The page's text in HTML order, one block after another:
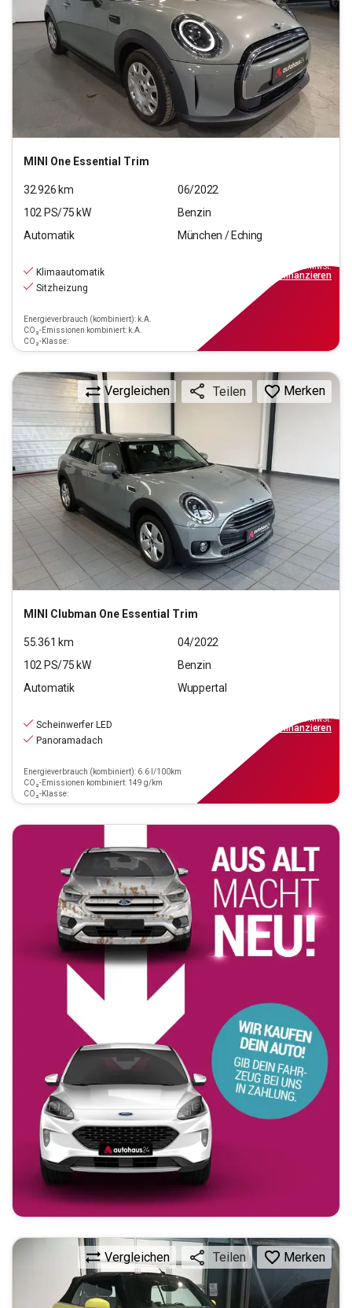
MINI One Essential Trim
32.926 km
06/2022
102 PS/75 kW
Benzin
Automatik
München / Eching
Klimaautomatik
Sitzheizung
Energieverbrauch (kombiniert): k.A.
CO₂-Emissionen kombiniert: k.A.
CO₂-Klasse:
inkl.MwSt.
finanzieren
MINI Clubman One Essential Trim
Vergleichen Teilen Merken
55.361 km
04/2022
102 PS/75 kW
Benzin
Automatik
Wuppertal
Scheinwerfer LED
Panoramadach
Energieverbrauch (kombiniert): 6.6 l/100km
CO₂-Emissionen kombiniert: 149 g/km
CO₂-Klasse:
inkl.MwSt.
finanzieren
Vergleichen Teilen Merken